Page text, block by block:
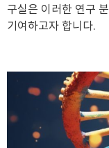
구실은 이러한 연구
기여하고자 합니다.